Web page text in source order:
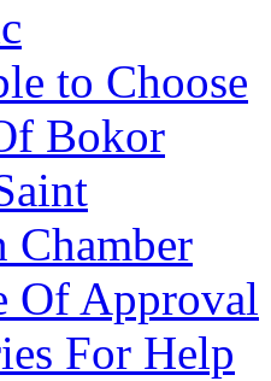
to Choose
Bokor
Chamber
Of Approval
For Help